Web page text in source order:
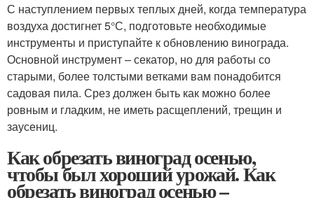
С наступлением первых теплых дней, когда температура
воздуха достигнет 5°С, подготовьте необходимые
инструменты и приступайте к обновлению винограда.
Основной инструмент – секатор, но для работы со
старыми, более толстыми ветками вам понадобится
садовая пила. Срез должен быть как можно более
ровным и гладким, не иметь расщеплений, трещин и
заусениц.
Как обрезать виноград осенью,
чтобы был хороший урожай. Как
обрезать виноград осенью –